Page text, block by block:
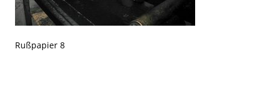
Rußpapier 8